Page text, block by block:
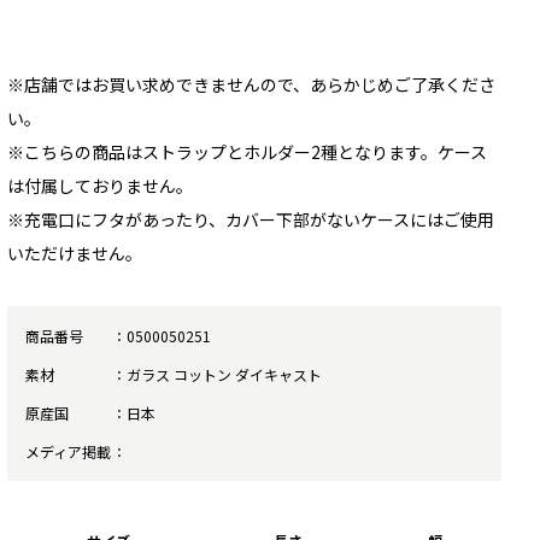
※店舗ではお買い求めできませんので、あらかじめご了承くださ
い。
※こちらの商品はストラップとホルダー2種となります。ケース
は付属しておりません。
※充電口にフタがあったり、カバー下部がないケースにはご使用
いただけません。
商品番号
0500050251
素材
ガラス コットン ダイキャスト
原産国
日本
メディア掲載